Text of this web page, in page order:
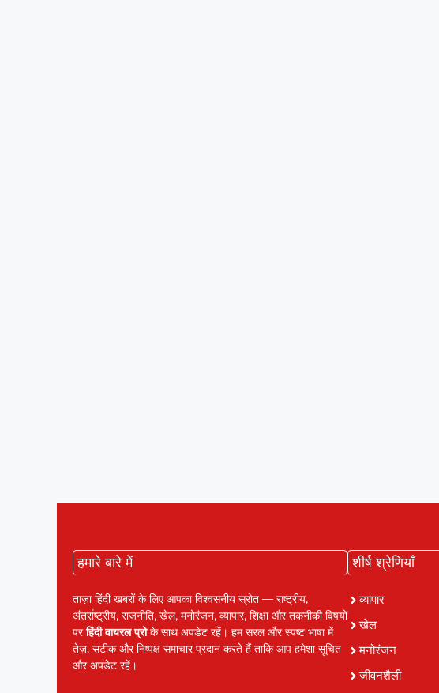
हमारे बारे में
ताज़ा हिंदी खबरों के लिए आपका विश्वसनीय स्रोत — राष्ट्रीय,
अंतर्राष्ट्रीय, राजनीति, खेल, मनोरंजन, व्यापार, शिक्षा और तकनीकी विषयों
परहिंदी वायरल प्रोके साथ अपडेट रहें। हम सरल और स्पष्ट भाषा में
तेज़, सटीक और निष्पक्ष समाचार प्रदान करते हैं ताकि आप हमेशा सूचित
और अपडेट रहें।
शीर्ष श्रेणियाँ
व्यापार
खेल
मनोरंजन
जीवनशैली